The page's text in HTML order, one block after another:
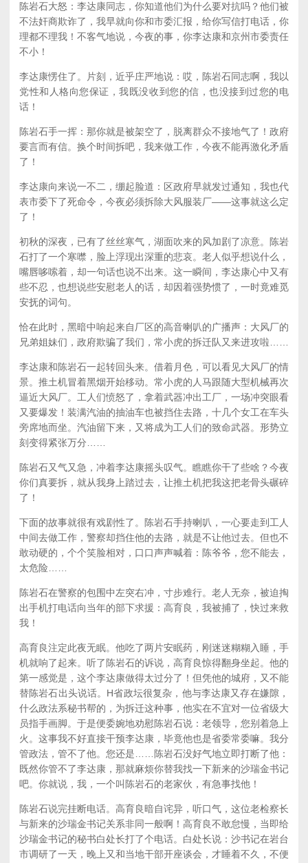
陈岩石大怒：李达康同志，你知道他们为什么要对抗吗？他们被
不法奸商欺诈了，我早就向你和市委汇报，给你写信打电话，你
理都不理我！不客气地说，今夜的事，你李达康和京州市委责任
不小！
李达康愣住了。片刻，近乎庄严地说：哎，陈岩石同志啊，我以
党性和人格向您保证，我既没收到您的信，也没接到过您的电
话！
陈岩石手一挥：那你就是被架空了，脱离群众不接地气了！政府
要言而有信。换个时间拆吧，我来做工作，今夜不能再激化矛盾
了！
李达康向来说一不二，绷起脸道：区政府早就发过通知，我也代
表市委下了死命令，今夜必须拆除大风服装厂——这事就这么定
了！
初秋的深夜，已有了丝丝寒气，湖面吹来的风加剧了凉意。陈岩
石打了一个寒噤，脸上浮现出深重的悲哀。老人似乎想说什么，
嘴唇哆嗦着，却一句话也说不出来。这一瞬间，李达康心中又有
些不忍，也想说些安慰老人的话，却因着强势惯了，一时竟难觅
安抚的词句。
恰在此时，黑暗中响起来自厂区的高音喇叭的广播声：大风厂的
兄弟姐妹们，政府欺骗了我们，常小虎的拆迁队又来进攻啦……
李达康和陈岩石一起转回头来。借着月色，可以看见大风厂的情
景。推土机冒着黑烟开始移动。常小虎的人马跟随大型机械再次
逼近大风厂。工人们愤怒了，拿着武器冲出工厂，一场冲突眼看
又要爆发！装满汽油的抽油车也被挡住去路，十几个女工在车头
旁席地而坐。汽油留下来，又将成为工人们的致命武器。形势立
刻变得紧张万分……
陈岩石又气又急，冲着李达康摇头叹气。瞧瞧你干了些啥？今夜
你们真要拆，就从我身上踏过去，让推土机把我这把老骨头碾碎
了！
下面的故事就很有戏剧性了。陈岩石手持喇叭，一心要走到工人
中间去做工作，警察却挡住他的去路，就是不让他过去。但也不
敢动硬的，个个笑脸相对，口口声声喊着：陈爷爷，您不能去，
太危险……
陈岩石在警察的包围中左突右冲，寸步难行。老人无奈，被迫掏
出手机打电话向当年的部下求援：高育良，我被捕了，快过来救
我！
高育良注定此夜无眠。他吃了两片安眠药，刚迷迷糊糊入睡，手
机就响了起来。听了陈岩石的诉说，高育良惊得翻身坐起。他的
第一感觉是，这个李达康做得太过分了！但凭他的城府，又不能
替陈岩石出头说话。H省政坛很复杂，他与李达康又存在嫌隙，
什么政法系秘书帮的，为拆迁这种事，他实在不宜对一位省级大
员指手画脚。于是便委婉地劝慰陈岩石说：老领导，您别着急上
火。这事我不好直接干预李达康，毕竟他也是省委常委嘛。我分
管政法，管不了他。您还是……陈岩石没好气地立即打断了他：
既然你管不了李达康，那就麻烦你替我找一下新来的沙瑞金书记
吧。你就说，我，一个叫陈岩石的老家伙，有急事找他！
陈岩石说完挂断电话。高育良暗自诧异，听口气，这位老检察长
与新来的沙瑞金书记关系非同一般啊！高育良不敢怠慢，当即给
沙瑞金书记的秘书白处长打了个电话。白处长说：沙书记在岩台
市调研了一天，晚上又和当地干部开座谈会，才睡着不久，不便